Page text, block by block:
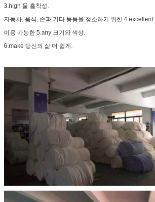
3.high 물 흡착성.
자동차, 음식, 손과 기타 등등을 청소하기 위한 4.excellent.
이용 가능한 5.any 크기와 색상.
6.make 당신의 삶 더 쉽게.